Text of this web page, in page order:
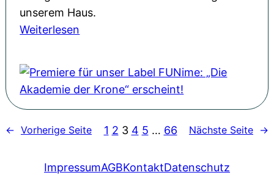
v
e
t
s
l
n
o
n
«
–
f
a
b
n
t
e
u
&
unserem Haus.
Weiterlesen
e
m
i
e
e
← Vorherige Seite 1 2 3 4 5 … 66 Nächste Seite →
ImpressumAGBKontaktDatenschutz